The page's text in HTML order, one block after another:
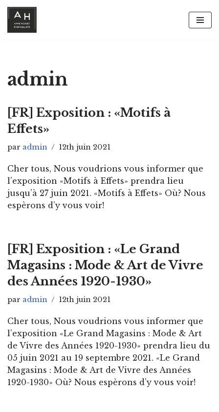
Aller
admin
[FR] Exposition : «Motifs à
Effets»
par admin 12th juin 2021
Cher tous, Nous voudrions vous informer que
l’exposition «Motifs à Effets» prendra lieu
jusqu’à 27 juin 2021. «Motifs à Effets» Où? Nous
espèrons d’y vous voir!
[FR] Exposition : «Le Grand
Magasins : Mode & Art de Vivre
des Années 1920-1930»
par admin 12th juin 2021
Cher tous, Nous voudrions vous informer que
l’exposition «Le Grand Magasins : Mode & Art
de Vivre des Années 1920-1930» prendra lieu du
05 juin 2021 au 19 septembre 2021. «Le Grand
Magasins : Mode & Art de Vivre des Années
1920-1930» Où? Nous espèrons d’y vous voir!